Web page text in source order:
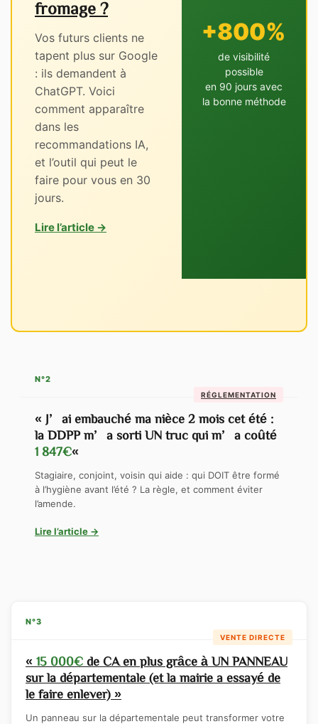
fromage ?
Vos futurs clients ne
tapent plus sur Google
: ils demandent à
ChatGPT. Voici
comment apparaître
dans les
recommandations IA,
et l’outil qui peut le
faire pour vous en 30
jours.
Lire l’article →
+800%
de visibilité
possible
en 90 jours avec
la bonne méthode
N°2
RÉGLEMENTATION
« J’ai embauché ma nièce 2 mois cet été :
la DDPP m’a sorti UN truc qui m’a coûté
1 847€«
Stagiaire, conjoint, voisin qui aide : qui DOIT être formé
à l’hygiène avant l’été ? La règle, et comment éviter
l’amende.
Lire l’article →
N°3
VENTE DIRECTE
« 15 000€ de CA en plus grâce à UN PANNEAU
sur la départementale (et la mairie a essayé de
le faire enlever) »
Un panneau sur la départementale peut transformer votre